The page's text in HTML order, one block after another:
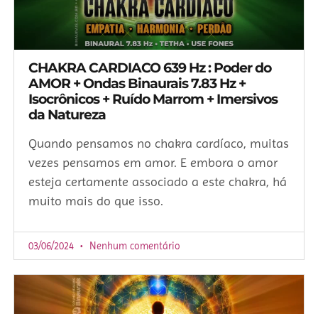
CHAKRA CARDIACO 639 Hz : Poder do
AMOR + Ondas Binaurais 7.83 Hz +
Isocrônicos + Ruído Marrom + Imersivos
da Natureza
Quando pensamos no chakra cardíaco, muitas
vezes pensamos em amor. E embora o amor
esteja certamente associado a este chakra, há
muito mais do que isso.
03/06/2024 Nenhum comentário